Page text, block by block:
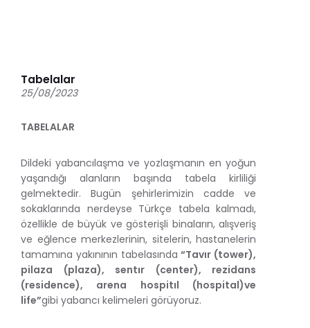
Tabelalar
25/08/2023
TABELALAR
Dildeki yabancılaşma ve yozlaşmanın en yoğun
yaşandığı alanların başında tabela kirliliği
gelmektedir. Bugün şehirlerimizin cadde ve
sokaklarında nerdeyse Türkçe tabela kalmadı,
özellikle de büyük ve gösterişli binaların, alışveriş
ve eğlence merkezlerinin, sitelerin, hastanelerin
tamamına yakınının tabelasında“Tavır (tower),
pilaza (plaza), sentır (center), rezidans
(residence), arena hospitıl (hospital)ve
life”gibi yabancı kelimeleri görüyoruz.